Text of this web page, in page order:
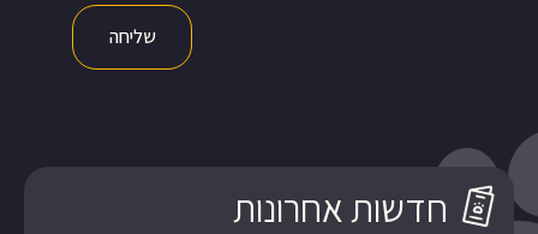
חדשות אחרונות